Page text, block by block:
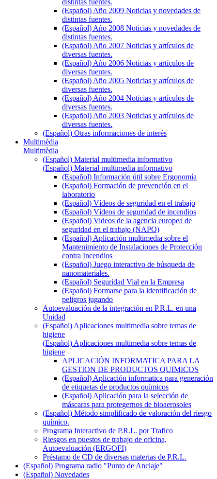
(Español) Año 2009 Noticias y novedades de
distintas fuentes.
(Español) Año 2008 Noticias y novedades de
distintas fuentes.
(Español) Año 2007 Noticias y artículos de
diversas fuentes.
(Español) Año 2006 Noticias y artículos de
diversas fuentes.
(Español) Año 2005 Noticias y artículos de
diversas fuentes.
(Español) Año 2004 Noticias y artículos de
diversas fuentes.
(Español) Año 2003 Noticias y artículos de
diversas fuentes.
(Español) Otras informaciones de interés
Multimèdia
Multimèdia
(Español) Material multimedia informativo
(Español) Material multimedia informativo
(Español) Información útil sobre Ergonomía
(Español) Formación de prevención en el
laboratorio
(Español) Vídeos de seguridad en el trabajo
(Español) Vídeos de seguridad de incendios
(Español) Videos de la agencia europea de
seguridad en el trabajo (NAPO)
(Español) Aplicación multimedia sobre el
Mantenimiento de Instalaciones de Protección
contra Incendios
(Español) Juego interactivo de búsqueda de
nanomateriales.
(Español) Seguridad Vial en la Empresa
(Español) Formarse para la identificación de
peligros jugando
Autoevaluación de la integración en P.R.L. en una
Unidad
(Español) Aplicaciones multimedia sobre temas de
higiene
(Español) Aplicaciones multimedia sobre temas de
higiene
APLICACIÓN INFORMATICA PARA LA
GESTION DE PRODUCTOS QUIMICOS
(Español) Aplicación informatica para generación
de etiquetas de productos químicos
(Español) Aplicación para la selección de
máscaras para protegernos de bioaerosoles
(Español) Método simplificado de valoración del riesgo
químico.
Programa Interactivo de P.R.L. por Trafico
Riesgos en puestos de trabajo de oficina,
Autoevaluación (ERGOFI)
Préstamo de CD de diversas materias de P.R.L.
(Español) Programa radio "Punto de Anclaje"
(Español) Novedades